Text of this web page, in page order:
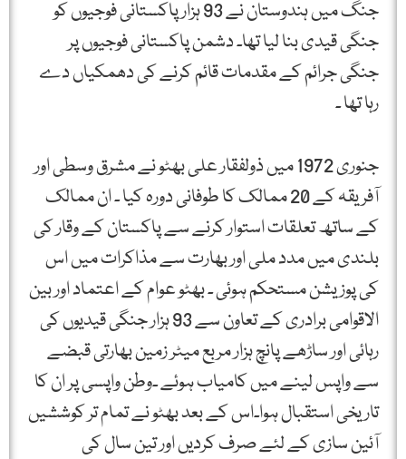
جنگ میں ہندوستان نے 93 ہزار پاکستانی فوجیوں کو
جنگی قیدی بنا لیا تھا۔ دشمن پاکستانی فوجیوں پر
جنگی جرائم کے مقدمات قائم کرنے کی دھمکیاں دے
رہا تھا ۔
جنوری 1972 میں ذولفقار علی بھٹو نے مشرق وسطی اور
آفریقہ کے 20 ممالک کا طوفانی دورہ کیا ۔ ان ممالک
کے ساتھ تعلقات استوار کرنے سے پاکستان کے وقار کی
بلندی میں مدد ملی اور بھارت سے مذاکرات میں اس
کی پوزیشن مستحکم ہوئی ۔ بھٹو عوام کے اعتماد اور بین
الاقوامی برادری کے تعاون سے 93 ہزار جنگی قیدیوں کی
رہائی اور ساڑھے پانچ ہزار مربع میٹر زمین بھارتی قبضے
سے واپس لینے میں کامیاب ہوئے ۔وطن واپسی پر ان کا
تاریخی استقبال ہوا۔اس کے بعد بھٹو نے تمام تر کوششیں
آئین سازی کے لئے صرف کردیں اور تین سال کی